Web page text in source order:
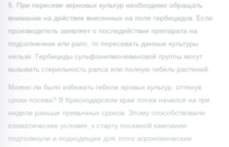
5. При пересеве зерновых культур необходимо обращать
внимание на действие внесенных на поле гербицидов. Если
производитель заявляет о последействии препарата на
подсолнечник или рапс, то пересевать данные культуры
нельзя. Гербициды сульфонилмочевиновой группы могут
вызывать стерильность рапса или полную гибель растений.
Можно ли было избежать гибели яровых культур, оттянув
сроки посева? В Краснодарском крае посев начался на три
недели раньше привычных сроков. Этому способствовали
климатические условия, к старту посевной кампании
подтолкнули и подходящие для этого агрономические